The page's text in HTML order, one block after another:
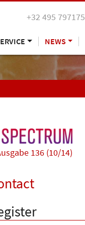
+32 495 797175
NEWS
136 (10/14)